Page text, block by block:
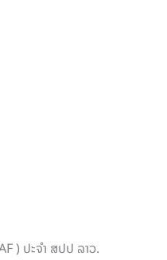
) ປະຈໍາ ສປປ ລາວ.